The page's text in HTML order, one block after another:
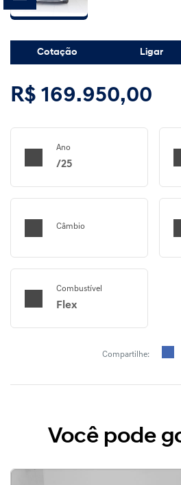
Cotação Ligar
R$ 169.950,00
Ano
/25
Câmbio
Combustível
Flex
Compartilhe:
Você pode